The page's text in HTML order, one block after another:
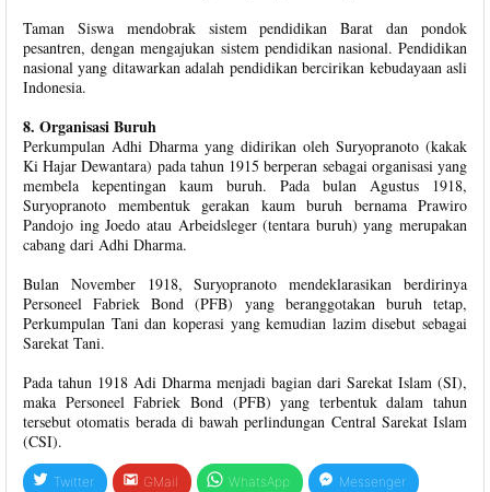
Taman Siswa mendobrak sistem pendidikan Barat dan pondok
pesantren, dengan mengajukan sistem pendidikan nasional. Pendidikan
nasional yang ditawarkan adalah pendidikan bercirikan kebudayaan asli
Indonesia.
8. Organisasi Buruh
Perkumpulan Adhi Dharma yang didirikan oleh Suryopranoto (kakak
Ki Hajar Dewantara) pada tahun 1915 berperan sebagai organisasi yang
membela kepentingan kaum buruh. Pada bulan Agustus 1918,
Suryopranoto membentuk gerakan kaum buruh bernama Prawiro
Pandojo ing Joedo atau Arbeidsleger (tentara buruh) yang merupakan
cabang dari Adhi Dharma.
Bulan November 1918, Suryopranoto mendeklarasikan berdirinya
Personeel Fabriek Bond (PFB) yang beranggotakan buruh tetap,
Perkumpulan Tani dan koperasi yang kemudian lazim disebut sebagai
Sarekat Tani.
Pada tahun 1918 Adi Dharma menjadi bagian dari Sarekat Islam (SI),
maka Personeel Fabriek Bond (PFB) yang terbentuk dalam tahun
tersebut otomatis berada di bawah perlindungan Central Sarekat Islam
(CSI).
Twitter GMail WhatsApp Messenger